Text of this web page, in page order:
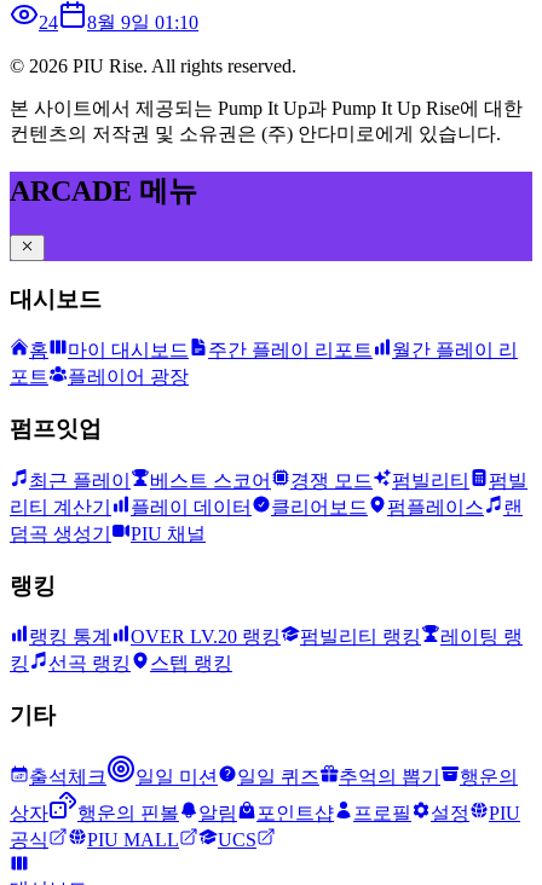
24
8월 9일 01:10
© 2026 PIU Rise. All rights reserved.
본 사이트에서 제공되는 Pump It Up과 Pump It Up Rise에 대한
컨텐츠의 저작권 및 소유권은 (주) 안다미로에게 있습니다.
ARCADE 메뉴
대시보드
홈 마이 대시보드 주간 플레이 리포트
월간 플레이 리
포트
플레이어 광장
펌프잇업
최근 플레이 베스트 스코어 경쟁 모드 펌빌리티
펌빌
리티 계산기
플레이 데이터 클리어보드 펌플레이스
랜
덤곡 생성기
PIU 채널
랭킹
랭킹 통계 OVER LV.20 랭킹 펌빌리티 랭킹
레이팅 랭
킹
선곡 랭킹 스텝 랭킹
기타
출석체크 일일 미션 일일 퀴즈 추억의 뽑기
행운의
상자
행운의 핀볼 알림 포인트샵 프로필 설정
PIU
공식
PIU MALL UCS